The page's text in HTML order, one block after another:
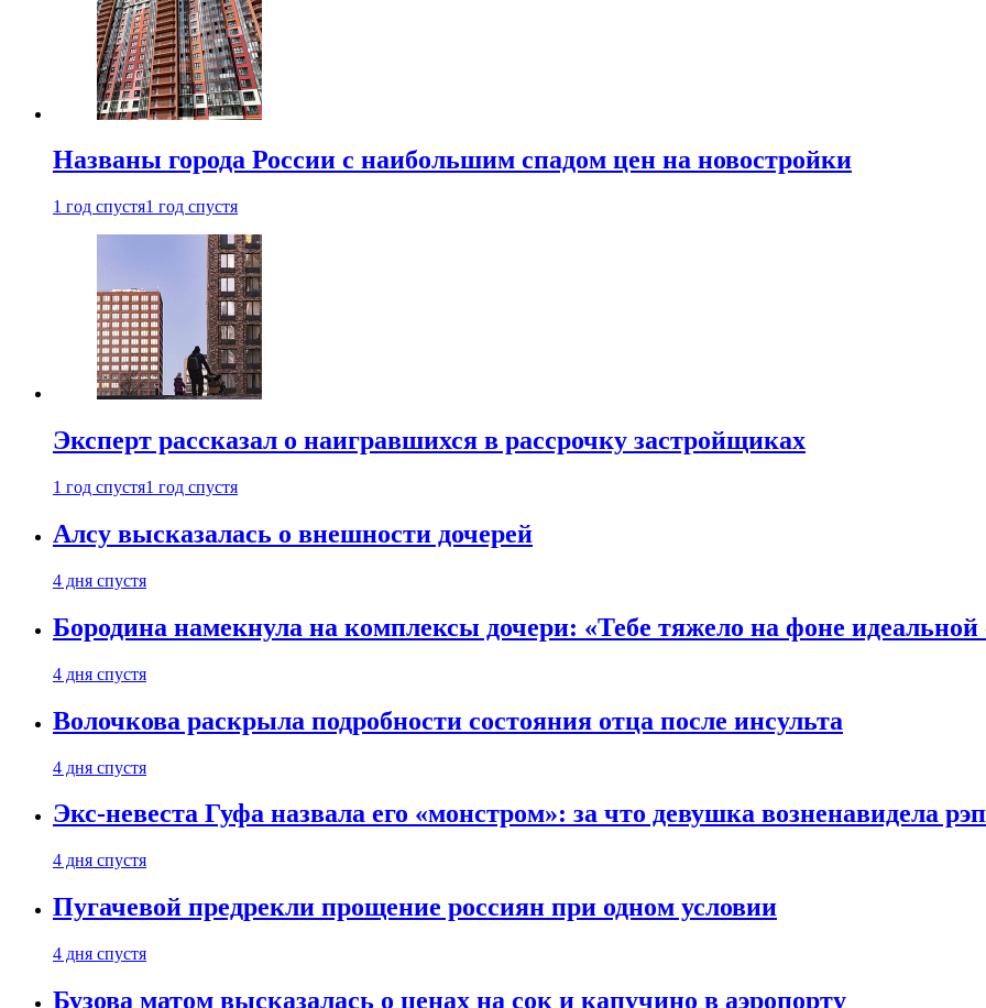
Названы города России с наибольшим спадом цен на новостройки
1 год спустя1 год спустя
Эксперт рассказал о наигравшихся в рассрочку застройщиках
1 год спустя1 год спустя
Алсу высказалась о внешности дочерей
4 дня спустя
Бородина намекнула на комплексы дочери: «Тебе тяжело на фоне идеальной
4 дня спустя
Волочкова раскрыла подробности состояния отца после инсульта
4 дня спустя
Экс-невеста Гуфа назвала его «монстром»: за что девушка возненавидела
4 дня спустя
Пугачевой предрекли прощение россиян при одном условии
4 дня спустя
Бузова матом высказалась о ценах на сок и капучино в аэропорту